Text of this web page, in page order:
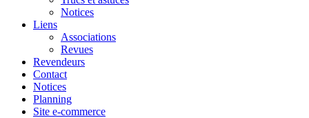
Notices
Liens
Associations
Revues
Revendeurs
Contact
Notices
Planning
Site e-commerce